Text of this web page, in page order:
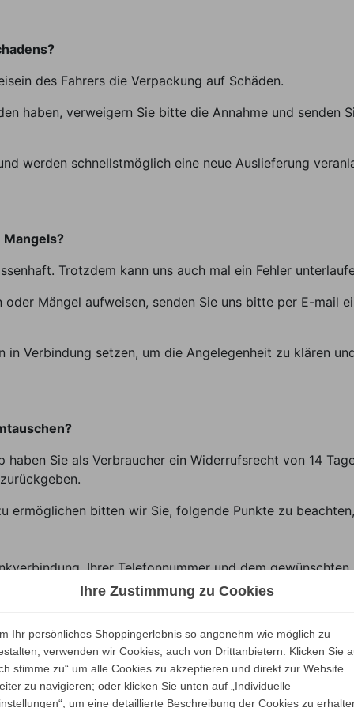
des Fahrers die Verpackung auf Schäden.
haben, verweigern Sie bitte die Annahme und senden
werden schnellstmöglich eine neue Auslieferung
Trotzdem kann uns auch mal ein Fehler
Mängel aufweisen, senden Sie uns bitte per E-mail
in Verbindung setzen, um die Angelegenheit zu klären
haben Sie als Verbraucher ein Widerrufsrecht von 14
ermöglichen bitten wir Sie, folgende Punkte zu
Ihrer Telefonnummer und dem
UPS oder per Spedition abholen und überweisen Ihnen
jedoch nicht Voraussetzung für die wirksame
in die Schweiz, in Europa usw.
Ihre Zustimmung zu Cookies
Ihr persönliches Shoppingerlebnis so angenehm wie möglich zu
verwenden wir Cookies, auch von Drittanbietern. Klicken Sie
stimme zu“ um alle Cookies zu akzeptieren und direkt zur Website
zu navigieren; oder klicken Sie unten auf „Individuelle
um eine detaillierte Beschreibung der Cookies zu